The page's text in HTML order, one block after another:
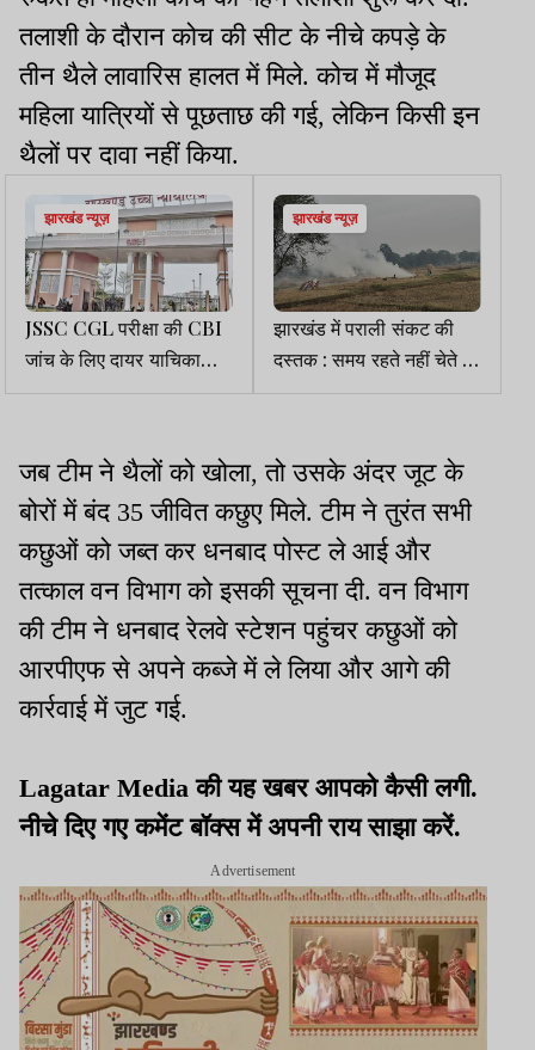
तलाशी के दौरान कोच की सीट के नीचे कपड़े के
तीन थैले लावारिस हालत में मिले. कोच में मौजूद
महिला यात्रियों से पूछताछ की गई, लेकिन किसी इन
थैलों पर दावा नहीं किया.
झारखंड न्यूज़
JSSC CGL परीक्षा की CBI
जांच के लिए दायर याचिका
खारिज, रिजल्ट जारी करने का
झारखंड न्यूज़
झारखंड में पराली संकट की
दस्तक : समय रहते नहीं चेते तो
जहरीले धुएं के साए में होंगे!
जब टीम ने थैलों को खोला, तो उसके अंदर जूट के
बोरों में बंद 35 जीवित कछुए मिले. टीम ने तुरंत सभी
कछुओं को जब्त कर धनबाद पोस्ट ले आई और
तत्काल वन विभाग को इसकी सूचना दी. वन विभाग
की टीम ने धनबाद रेलवे स्टेशन पहुंचर कछुओं को
आरपीएफ से अपने कब्जे में ले लिया और आगे की
कार्रवाई में जुट गई.
Lagatar Media की यह खबर आपको कैसी लगी.
नीचे दिए गए कमेंट बॉक्स में अपनी राय साझा करें.
Advertisement